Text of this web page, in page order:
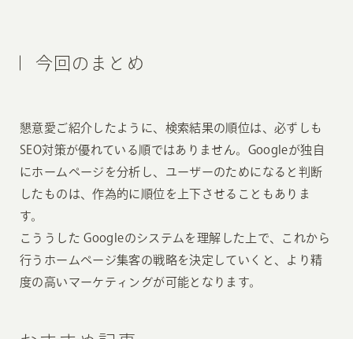
今回のまとめ
懇意愛ご紹介したように、検索結果の順位は、必ずしも
SEO対策が優れている順ではありません。Googleが独自
にホームページを分析し、ユーザーのためになると判断
したものは、作為的に順位を上下させることもありま
す。
こううした Googleのシステムを理解した上で、これから
行うホームページ集客の戦略を決定していくと、より精
度の高いマーケティングが可能となります。